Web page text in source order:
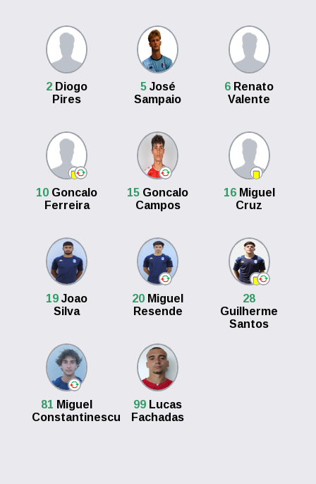
2 Diogo
Pires
5José
Sampaio
6 Renato
Valente
10 Goncalo
Ferreira
15 Goncalo
Campos
16Miguel
Cruz
19 Joao
Silva
20 Miguel
Resende
28
Guilherme
Santos
81 Miguel
Constantinescu
99 Lucas
Fachadas